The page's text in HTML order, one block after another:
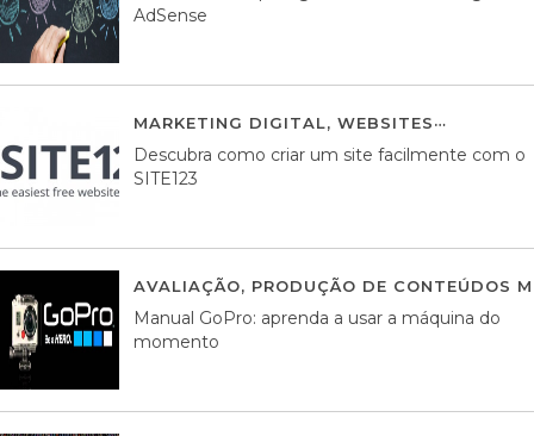
AdSense
MARKETING DIGITAL, WEBSITES
Descubra como criar um site facilmente com o
SITE123
AVALIAÇÃO, PRODUÇÃO DE CONTEÚDOS
Manual GoPro: aprenda a usar a máquina do
momento